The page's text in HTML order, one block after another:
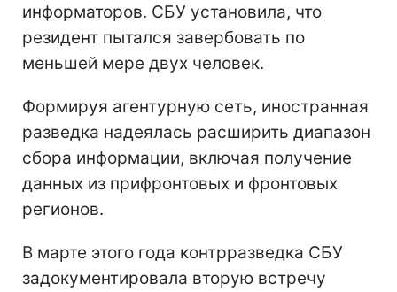
информаторов. СБУ установила, что
резидент пытался завербовать по
меньшей мере двух человек.
Формируя агентурную сеть, иностранная
разведка надеялась расширить диапазон
сбора информации, включая получение
данных из прифронтовых и фронтовых
регионов.
В марте этого года контрразведка СБУ
задокументировала вторую встречу